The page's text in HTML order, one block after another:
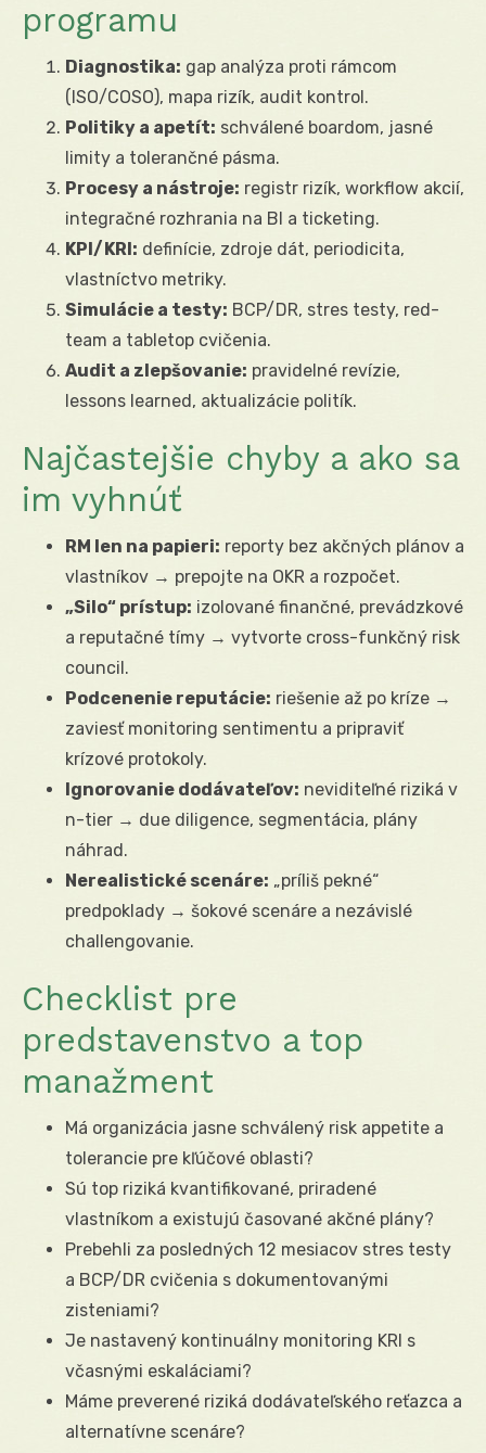
programu
Diagnostika: gap analýza proti rámcom
(ISO/COSO), mapa rizík, audit kontrol.
Politiky a apetít: schválené boardom, jasné
limity a tolerančné pásma.
Procesy a nástroje: registr rizík, workflow akcií,
integračné rozhrania na BI a ticketing.
KPI/KRI: definície, zdroje dát, periodicita,
vlastníctvo metriky.
Simulácie a testy: BCP/DR, stres testy, red-
team a tabletop cvičenia.
Audit a zlepšovanie: pravidelné revízie,
lessons learned, aktualizácie politík.
Najčastejšie chyby a ako sa
im vyhnúť
RM len na papieri: reporty bez akčných plánov a
vlastníkov → prepojte na OKR a rozpočet.
„Silo“ prístup: izolované finančné, prevádzkové
a reputačné tímy → vytvorte cross-funkčný risk
council.
Podcenenie reputácie: riešenie až po kríze →
zaviesť monitoring sentimentu a pripraviť
krízové protokoly.
Ignorovanie dodávateľov: neviditeľné riziká v
n-tier → due diligence, segmentácia, plány
náhrad.
Nerealistické scenáre: „príliš pekné“
predpoklady → šokové scenáre a nezávislé
challengovanie.
Checklist pre
predstavenstvo a top
manažment
Má organizácia jasne schválený risk appetite a
tolerancie pre kľúčové oblasti?
Sú top riziká kvantifikované, priradené
vlastníkom a existujú časované akčné plány?
Prebehli za posledných 12 mesiacov stres testy
a BCP/DR cvičenia s dokumentovanými
zisteniami?
Je nastavený kontinuálny monitoring KRI s
včasnými eskaláciami?
Máme preverené riziká dodávateľského reťazca a
alternatívne scenáre?